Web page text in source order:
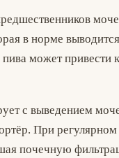
в норме
может привести к
с выведением
При
почечную